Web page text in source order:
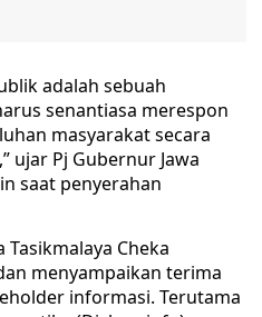
adalah sebuah
senantiasa merespon
masyarakat secara
ujar Pj Gubernur Jawa
saat penyerahan
Cheka
menyampaikan terima
informasi. Terutama